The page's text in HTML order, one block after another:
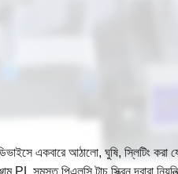
একবারে আঠালো, ঘুষি, স্লিটিং করা